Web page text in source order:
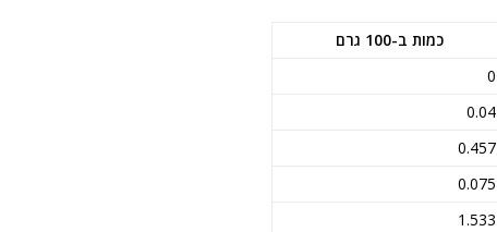
כמות ב-100 גרם
0
0.04
0.457
0.075
1.533